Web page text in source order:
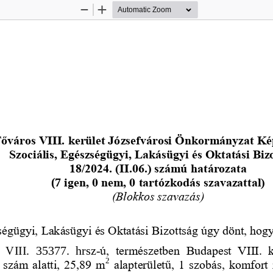
Zoom
Zoom
VIII. kerület Józsefvárosi Önkormányzat
Szociális, Egészségügyi, Lakásügyi és Oktatási
18/2024. (II.06.) számú határozata
(7 igen, 0 nem, 0 tartózkodás szavazattal)
(Blokkos szavazás)
Lakásügyi és Oktatási Bizottság úgy dönt,
VIII.  35377.  hrsz-ú,  természetben  Budapest  VIII.
alatti, 25,89 m2 alapterületű, 1 szobás,